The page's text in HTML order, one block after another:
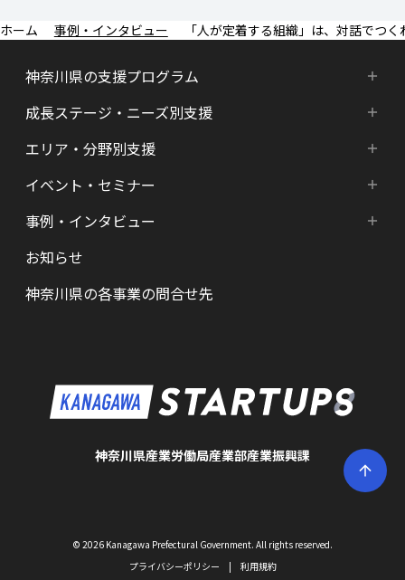
事例・インタビュー 「人が定着する組織」は、対話でつ
神奈川県の支援プログラム
神奈川県の支援プログラム
HATSU-SHINKANAGAWA
HATSU起業家支援プログラム
SHINみなとみらい
KID
#キクスタ
成長ステージ・ニーズ別支援
成長ステージ・ニーズ別支援
起業準備期支援（アイデア段階）
シード期支援（事業創出段階）
アーリー期支援（事業拡大段階）
メンター・サポーターの紹介
エリア・分野別支援
エリア・分野別支援
HATSU-SHIN の支援拠点
県内の支援拠点・コミュニティー
特区制度（国家戦略特区等）
ロボット産業・宇宙関連産業
イベント・セミナー
新着情報
カレンダー
事例・インタビュー
インタビュー（一覧）
お知らせ
神奈川県の各事業の問合せ先
神奈川県産業労働局産業部産業振興課
© 2026 Kanagawa Prefectural Government. All rights reserved.
プライバシーポリシー | 利用規約